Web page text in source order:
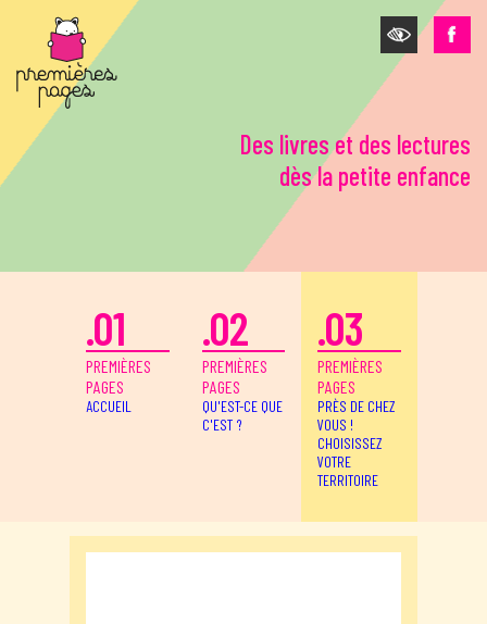
Aller au contenu principal
Des livres et des lectures
dès la petite enfance
.01
PREMIÈRES
PAGES
ACCUEIL
.02
PREMIÈRES
PAGES
QU'EST-CE QUE
C'EST ?
.03
PREMIÈRES
PAGES
PRÈS DE CHEZ
VOUS !
CHOISISSEZ
VOTRE
TERRITOIRE